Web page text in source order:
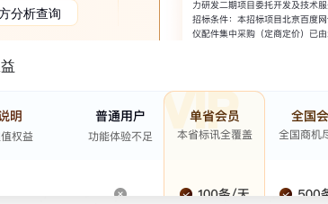
分析查询